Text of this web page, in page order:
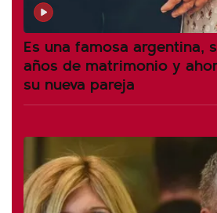
Es una famosa argentina,
años de matrimonio y
su nueva pareja